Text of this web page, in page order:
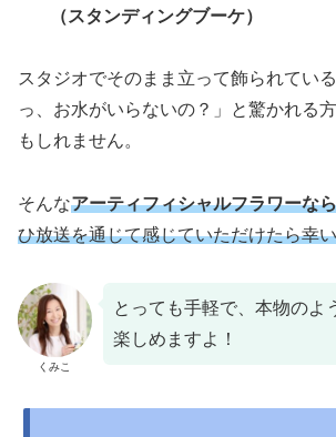
（スタンディングブーケ）
スタジオでそのまま立って飾られてい
っ、お水がいらないの？」と驚かれる
もしれません。
そんなアーティフィシャルフラワーな
ひ放送を通じて感じていただけたら幸
くみこ
とっても手軽で、本物のよ
楽しめますよ！